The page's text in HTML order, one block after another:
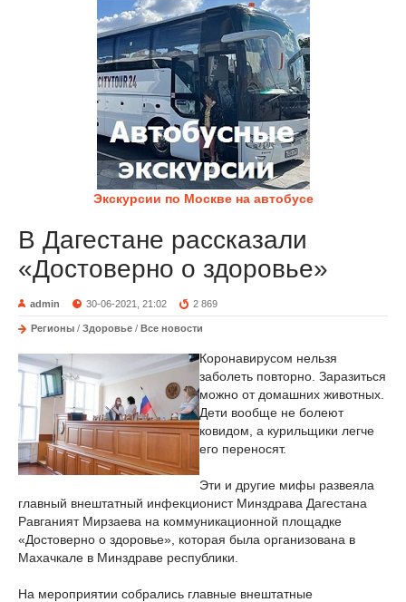
Экскурсии по Москве на автобусе
В Дагестане рассказали
«Достоверно о здоровье»
admin 30-06-2021, 21:02 2 869
Регионы / Здоровье / Все новости
Коронавирусом нельзя
заболеть повторно. Заразиться
можно от домашних животных.
Дети вообще не болеют
ковидом, а курильщики легче
его переносят.
Эти и другие мифы развеяла
главный внештатный инфекционист Минздрава Дагестана
Равганият Мирзаева на коммуникационной площадке
«Достоверно о здоровье», которая была организована в
Махачкале в Минздраве республики.
На мероприятии собрались главные внештатные